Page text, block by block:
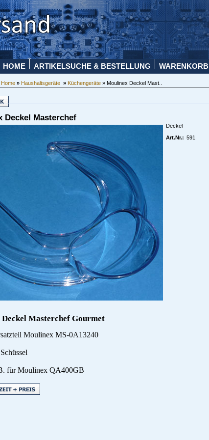
HOME ARTIKELSUCHE & BESTELLUNG WARENKORB
Home » Haushaltsgeräte » Küchengeräte » Moulinex Deckel Mast..
Deckel Masterchef
Deckel
Art.Nr.: 591
Masterchef Gourmet
Moulinex MS-0A13240
für Moulinex QA400GB